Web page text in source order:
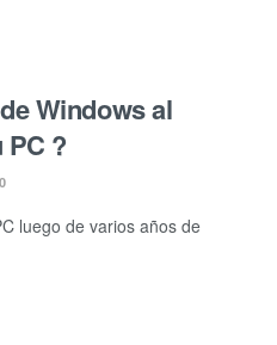
Windows al
?
0
luego de varios años de